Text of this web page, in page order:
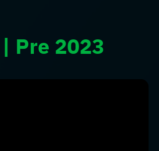
Pre 2023